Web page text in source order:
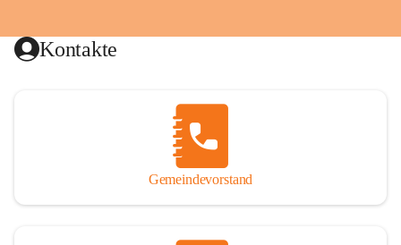
Kontakte
Gemeindevorstand